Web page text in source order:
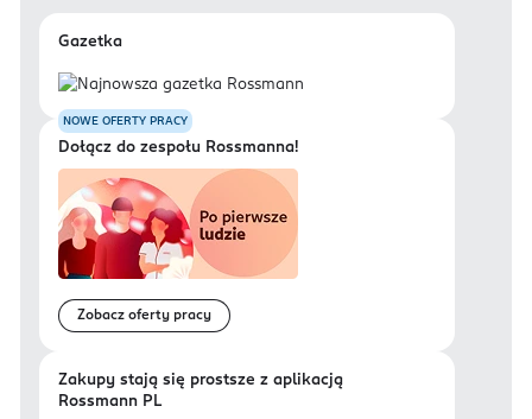
Gazetka
NOWE OFERTY PRACY
Dołącz do zespołu Rossmanna!
Zobacz oferty pracy
Zakupy stają się prostsze z aplikacją
Rossmann PL